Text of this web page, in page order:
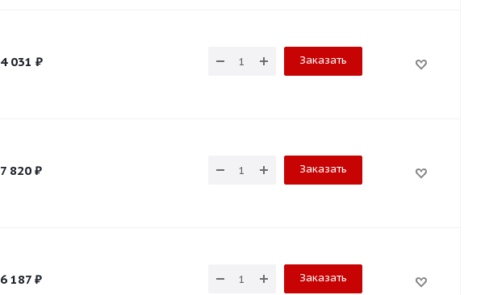
4 031 ₽ Заказать
7 820 ₽ Заказать
6 187 ₽ Заказать